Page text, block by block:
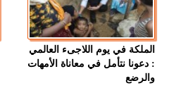
الملكة في يوم اللاجىء العالمي
: دعونا نتأمل في معاناة الأمهات
والرضع